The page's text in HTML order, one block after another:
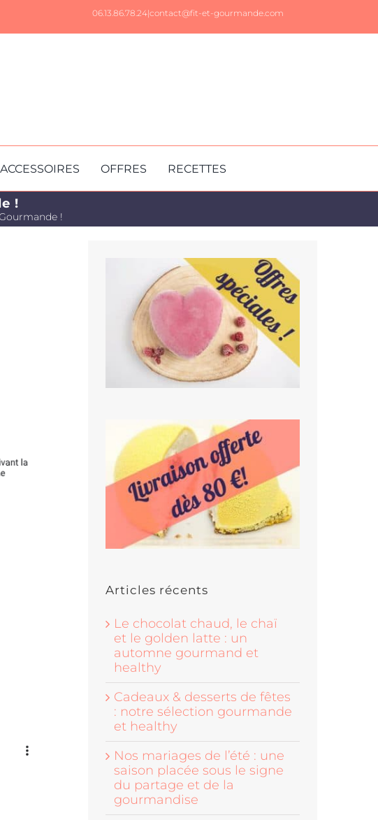
06.13.86.78.24|contact@fit-et-gourmande.com
ACCESSOIRES OFFRES RECETTES
!
!
Articles récents
Le chocolat chaud, le chaï
et le golden latte : un
automne gourmand et
healthy
Cadeaux & desserts de fêtes
: notre sélection gourmande
et healthy
Nos mariages de l’été : une
saison placée sous le signe
du partage et de la
gourmandise